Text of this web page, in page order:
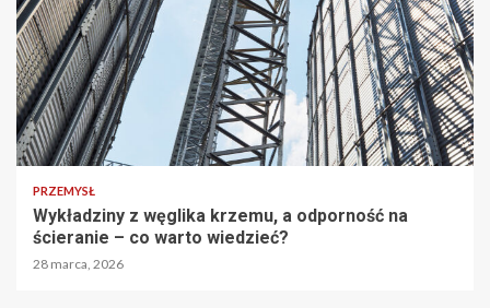
PRZEMYSŁ
Wykładziny z węglika krzemu, a odporność na
ścieranie – co warto wiedzieć?
28 marca, 2026